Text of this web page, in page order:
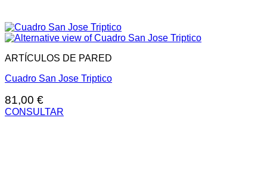
ARTÍCULOS DE PARED
Cuadro San Jose Triptico
81,00 €
CONSULTAR